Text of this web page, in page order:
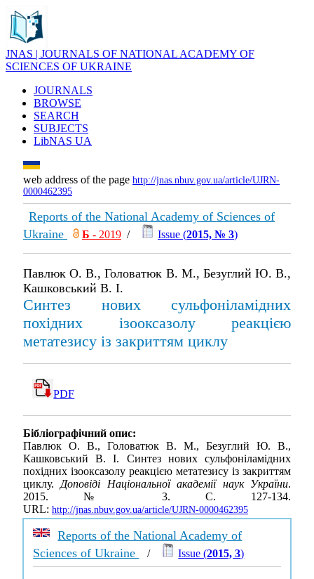
JNAS | JOURNALS OF NATIONAL ACADEMY OF
SCIENCES OF UKRAINE
JOURNALS
BROWSE
SEARCH
SUBJECTS
LibNAS UA
web address of the page http://jnas.nbuv.gov.ua/article/UJRN-
0000462395
Reports of the National Academy of Sciences of
Ukraine
Б - 2019 / Issue (2015, № 3)
Павлюк О. В., Головатюк В. М., Безуглий Ю. В.,
Кашковський В. І.
Синтез нових сульфонiламiдних
похiдних iзооксазолу реакцiєю
метатезису iз закриттям циклу
PDF
Бібліографічний опис:
Павлюк О. В., Головатюк В. М., Безуглий Ю. В.,
Кашковський В. І. Синтез нових сульфонiламiдних
похiдних iзооксазолу реакцiєю метатезису iз закриттям
циклу.Доповіді Національної академії наук України.
2015. № 3. С. 127-134.
URL: http://jnas.nbuv.gov.ua/article/UJRN-0000462395
Reports of the National Academy of
Sciences of Ukraine
/ Issue (2015, 3)